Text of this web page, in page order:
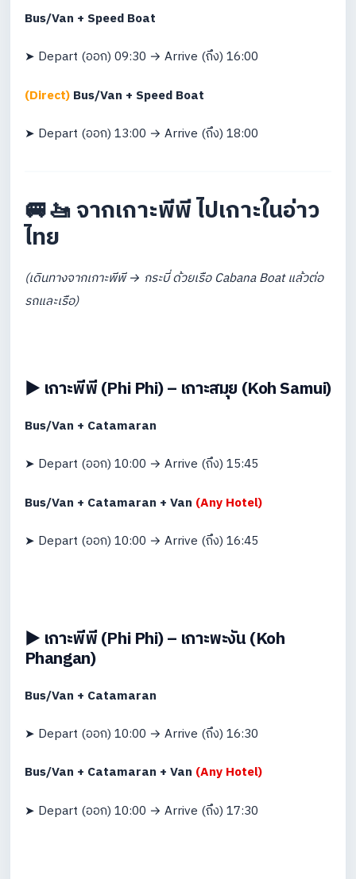
Bus/Van + Speed Boat
➤ Depart (ออก) 09:30 → Arrive (ถึง) 16:00
(Direct)Bus/Van + Speed Boat
➤ Depart (ออก) 13:00 → Arrive (ถึง) 18:00
🚐🚤 จากเกาะพีพี ไปเกาะในอ่าว
ไทย
(เดินทางจากเกาะพีพี → กระบี่ ด้วยเรือ Cabana Boat แล้วต่อ
รถและเรือ)
▶️ เกาะพีพี (Phi Phi) – เกาะสมุย (Koh Samui)
Bus/Van + Catamaran
➤ Depart (ออก) 10:00 → Arrive (ถึง) 15:45
Bus/Van + Catamaran + Van (Any Hotel)
➤ Depart (ออก) 10:00 → Arrive (ถึง) 16:45
▶️ เกาะพีพี (Phi Phi) – เกาะพะงัน (Koh
Phangan)
Bus/Van + Catamaran
➤ Depart (ออก) 10:00 → Arrive (ถึง) 16:30
Bus/Van + Catamaran + Van (Any Hotel)
➤ Depart (ออก) 10:00 → Arrive (ถึง) 17:30